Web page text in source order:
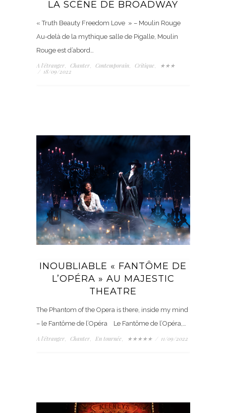
LA SCÈNE DE BROADWAY
« Truth Beauty Freedom Love » – Moulin Rouge
Au-delà de la mythique salle de Pigalle, Moulin
Rouge est d’abord…
A l'étranger, Chanter, Contemporain, Critique,
★★★
/ 18/09/2022
INOUBLIABLE « FANTÔME DE
L’OPÉRA » AU MAJESTIC
THEATRE
The Phantom of the Opera is there, inside my mind
– le Fantôme de l’Opéra Le Fantôme de l’Opéra,…
A l'étranger, Chanter, En tournée, ★★★★★ / 11/09/2022